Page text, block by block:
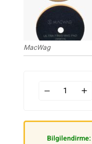
MacWag
Bilgilendirme: